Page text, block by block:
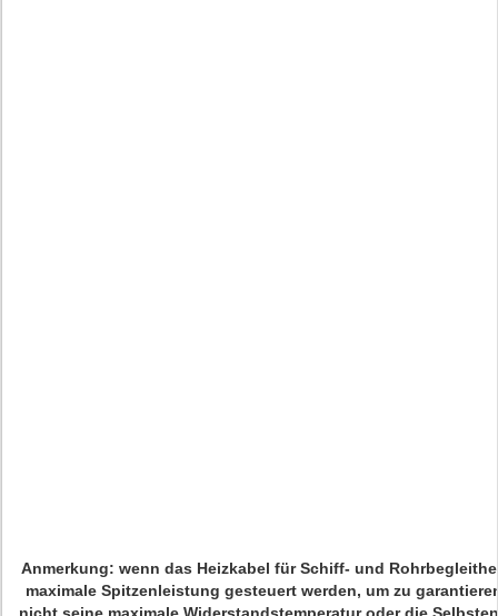
Anmerkung: wenn das Heizkabel für Schiff- und
maximale Spitzenleistung gesteuert werden, um zu